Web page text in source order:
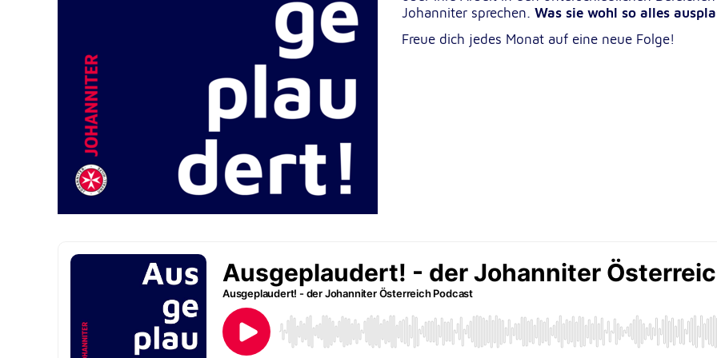
Johanniter sprechen. Was sie wohl so alles
Freue dich jedes Monat auf eine neue Folge!
Dieser Cookie speichert die ausgewählten
Einverständnis-Optionen des Benutzers
Cookie Laufzeit:
Statistik
Statistik Cookies erfassen Informationen anonym. Diese
Informationen helfen uns zu verstehen, wie unsere Besucher
unsere Website nutzen.
Google Analytics
Google LLC
Erhebung von Statistiken zur Website-
Nutzung
Cookie Laufzeit: 24 Stunden - 2 Jahre